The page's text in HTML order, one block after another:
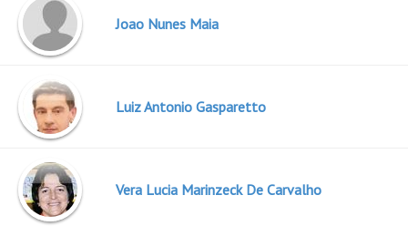
Joao Nunes Maia
Luiz Antonio Gasparetto
Vera Lucia Marinzeck De Carvalho